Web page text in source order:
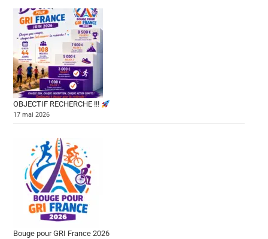
OBJECTIF RECHERCHE !!!
17 mai 2026
Bouge pour GRI France 2026